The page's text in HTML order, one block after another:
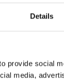
Details
provide social
media,